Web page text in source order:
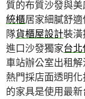
質的布質沙發與
統櫃居家細膩舒
隊貨櫃屋設計裝潢
進口沙發獨家台
車站辦公室出租解
熱門採店面透明
的家具是使用最